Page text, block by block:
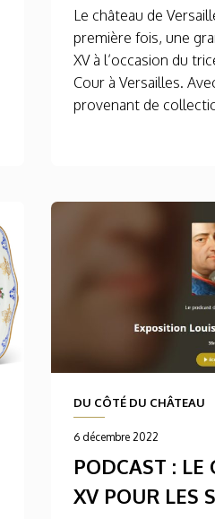
Le château de
première fois, une
XV à l’occasion du
Cour à Versailles.
provenant de
DU CÔTÉ DU CHÂTEAU
6 décembre 2022
PODCAST : LE
XV POUR LES